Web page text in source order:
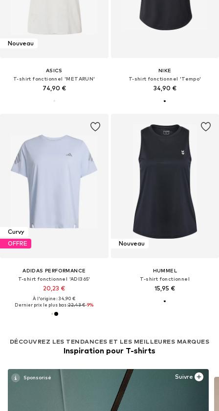
Nouveau
ASICS
T-shirt fonctionnel 'METARUN'
74,90 €
NIKE
T-shirt fonctionnel 'Tempo'
34,90 €
Curvy
OFFRE
ADIDAS PERFORMANCE
T-shirt fonctionnel 'ADI365'
20,23 €
À l'origine : 34,90 €
Dernier prix le plus bas :22,43 €-9%
Nouveau
HUMMEL
T-shirt fonctionnel
15,95 €
DÉCOUVREZ LES TENDANCES ET LES MEILLEURES MARQUES
Inspiration pour T-shirts
Suivre